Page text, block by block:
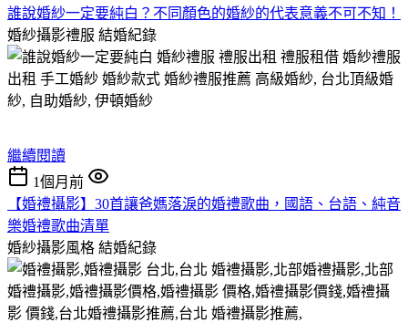
誰說婚紗一定要純白？不同顏色的婚紗的代表意義不可不知！
婚紗攝影禮服 結婚紀錄
繼續閱讀
1個月前
【婚禮攝影】30首讓爸媽落淚的婚禮歌曲，國語、台語、純音
樂婚禮歌曲清單
婚紗攝影風格 結婚紀錄